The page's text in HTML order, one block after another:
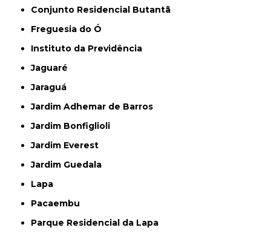
Conjunto Residencial Butantã
Freguesia do Ó
Instituto da Previdência
Jaguaré
Jaraguá
Jardim Adhemar de Barros
Jardim Bonfiglioli
Jardim Everest
Jardim Guedala
Lapa
Pacaembu
Parque Residencial da Lapa